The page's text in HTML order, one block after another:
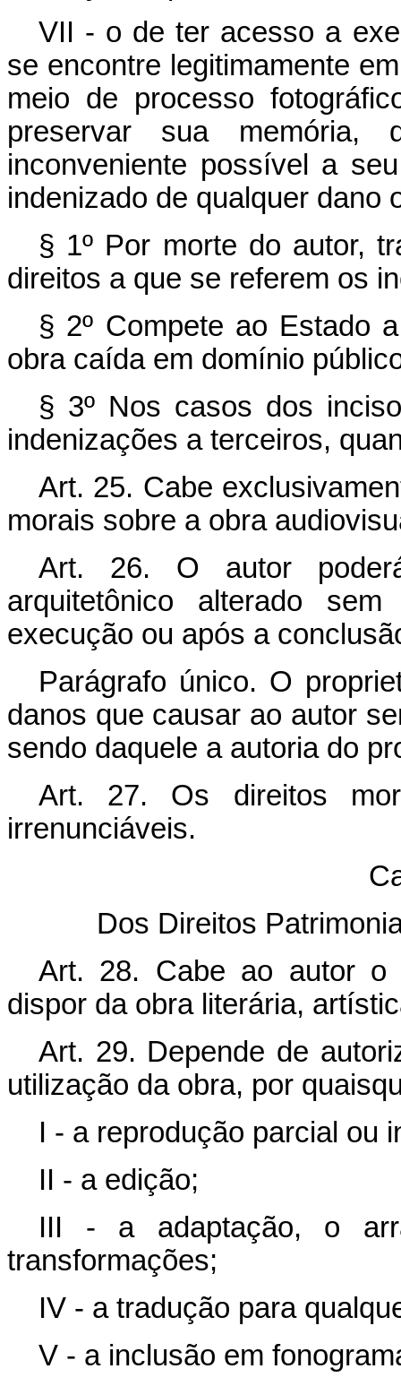
VII - o de ter acesso a
se encontre legitimamente
meio de processo
preservar sua
inconveniente possível a
indenizado de qualquer dano
§ 1º Por morte do autor,
direitos a que se referem os
§ 2º Compete ao Estado
obra caída em domínio
§ 3º Nos casos dos
indenizações a terceiros,
Art. 25. Cabe
morais sobre a obra
Art. 26. O autor
arquitetônico alterado
execução ou após a
Parágrafo único. O
danos que causar ao autor
sendo daquele a autoria do
Art. 27. Os direitos
irrenunciáveis.
Dos Direitos
Art. 28. Cabe ao autor o
dispor da obra literária,
Art. 29. Depende de
utilização da obra, por
I - a reprodução parcial ou
II - a edição;
III - a adaptação, o
transformações;
IV - a tradução para
V - a inclusão em